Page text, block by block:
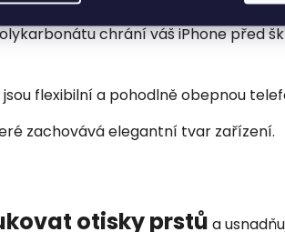
chrání váš iPhone před
jsou flexibilní a pohodlně obepnou
zachovává elegantní tvar zařízení.
otisky prstů a